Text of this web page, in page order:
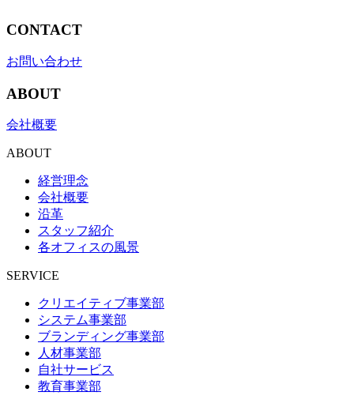
CONTACT
お問い合わせ
ABOUT
会社概要
ABOUT
経営理念
会社概要
沿革
スタッフ紹介
各オフィスの風景
SERVICE
クリエイティブ事業部
システム事業部
ブランディング事業部
人材事業部
自社サービス
教育事業部